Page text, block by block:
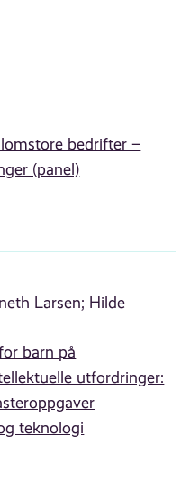
bedrifter –
(panel)
Larsen; Hilde
barn på
utfordringer:
teknologi